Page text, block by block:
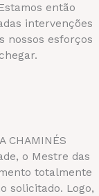
então
intervenções
nossos esforços
CHAMINÉS
o Mestre das
totalmente
solicitado. Logo,